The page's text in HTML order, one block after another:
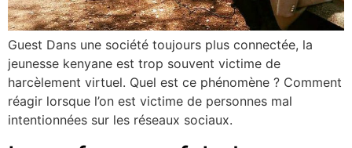
Guest Dans une société toujours plus connectée, la
jeunesse kenyane est trop souvent victime de
harcèlement virtuel. Quel est ce phénomène ? Comment
réagir lorsque l’on est victime de personnes mal
intentionnées sur les réseaux sociaux.